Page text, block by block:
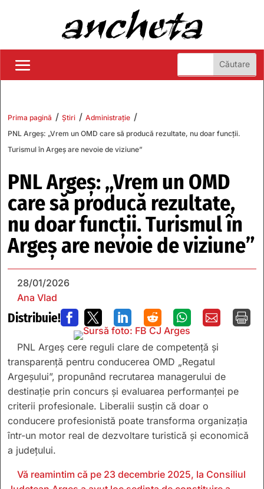
Prima pagină / Știri / Administrație /
PNL Argeș: „Vrem un OMD care să producă rezultate, nu doar funcții.
Turismul în Argeș are nevoie de viziune”
PNL Argeș: „Vrem un OMD
care să producă rezultate,
nu doar funcții. Turismul în
Argeș are nevoie de viziune”
28/01/2026
Ana Vlad
Distribuie!       
PNL Argeș cere reguli clare de competență și
transparență pentru conducerea OMD „Regatul
Argeșului”, propunând recrutarea managerului de
destinație prin concurs și evaluarea performanței pe
criterii profesionale. Liberalii susțin că doar o
conducere profesionistă poate transforma organizația
într-un motor real de dezvoltare turistică și economică
a județului.
Vă reamintim că pe 23 decembrie 2025, la Consiliul